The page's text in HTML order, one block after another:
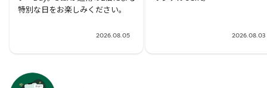
特別な日をお楽しみください。
2026.08.05 2026.08.03